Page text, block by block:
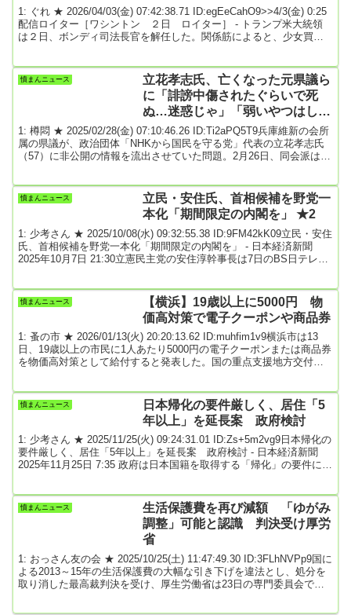
1: ぐれ ★ 2026/04/03(金) 07:42:38.71 ID:egEeCahO9>>4/3(金) 0:25
配信ロイター［ワシントン ２日 ロイター］ - トランプ米大統領
は２日、ボンディ司法長官を解任した。関係筋によると、少女買‌春
力にいら立ちを募らせていた​という。また、ボンディ氏がトランプ
氏の政敵の訴追に向けて十分に対応していないとして不満を感じて
憤まんニュース
立花孝志氏、亡くなった元県議ら
に「誹謗中傷されたぐらいで死
ぬ…迷惑じゃ」「弱いやつはしゃ
あない」 情報流出は「正義の告
発」
1: 樽悶 ★ 2025/02/28(金) 07:10:46.26 ID:Ti2aPQ5T9兵庫維新の会所
属の県議が、政治団体「NHKから国民を守る党」代表の立花孝志氏
（57）に非公開の情報を流出させていた問題。2月26日、同会派は所
立花氏は23日夜にYouTubeチャンネルを更新。維新幹事長の岩谷良
平氏（44）が同日に増山氏と岸口氏の処分に言及していたことにつ
憤まんニュース
立民・安住氏、首相候補を野党一
本化「期間限定の内閣を」 ★2
1: 少考さん ★ 2025/10/08(水) 09:32:55.38 ID:9FM42kK09立民・安住
氏、首相候補を野党一本化「期間限定の内閣を」 - 日本経済新聞
2025年10月7日 21:30立憲民主党の安住淳幹事長は7日のBS日テレ番
た内閣はあり得る」と述べた。ガソリン減税や政治改革などの政策
課題を列挙し「野党、自民党も含めて、公明党も賛同してもらえる
憤まんニュース
【横浜】19歳以上に5000円 物
価高対策で電子クーポンや商品券
1: 蚤の市 ★ 2026/01/13(火) 20:20:13.62 ID:muhfim1v9横浜市は13
日、19歳以上の市民に1人あたり5000円の電子クーポンまたは商品券
を物価高対策として給付すると発表した。国の重点支援地方交付金
話した。議会の承認を経て、早ければ4月から給付を開始する。4月1
日時点で19歳以上の市民約325万人が対象になる。迅速な対応や事務
憤まんニュース
日本帰化の要件厳しく、居住「5
年以上」を延長案 政府検討
1: 少考さん ★ 2025/11/25(火) 09:24:31.01 ID:Zs+5m2vg9日本帰化の
要件厳しく、居住「5年以上」を延長案 政府検討 - 日本経済新聞
2025年11月25日 7:35 政府は日本国籍を取得する「帰化」の要件につ
ある。2026年1月にまとめる外国人政策の基本方針に向けて具体策を
詰める。高市早苗首相が平口洋法相に指示した。検討課題の柱とな
憤まんニュース
生活保護費を再び減額 「ゆがみ
調整」可能と認識 判決受け厚労
省
1: おっさん友の会 ★ 2025/10/25(土) 11:47:49.30 ID:3FLhNVPp9国に
よる2013～15年の生活保護費の大幅な引き下げを違法とし、処分を
取り消した最高裁判決を受け、厚生労働省は23日の専門委員会で、